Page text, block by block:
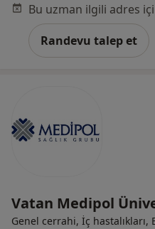
Randevu talep et
Vatan Medipol
Genel cerrahi, İç